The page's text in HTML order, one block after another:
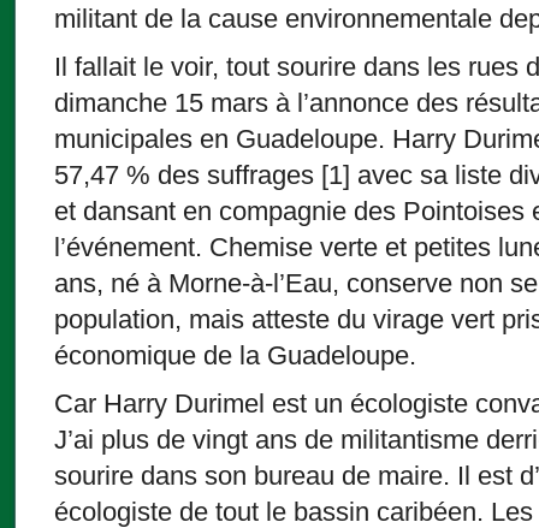
militant de la cause environnementale
Il fallait le voir, tout sourire dans les rues
dimanche 15 mars à l’annonce des
municipales en Guadeloupe. Harry
57,47 % des suffrages [1] avec sa liste
et dansant en compagnie des Pointoises
l’événement. Chemise verte et petites
ans, né à Morne-à-l’Eau, conserve non
population, mais atteste du virage vert
économique de la Guadeloupe.
Car Harry Durimel est un écologiste
J’ai plus de vingt ans de militantisme
sourire dans son bureau de maire. Il est
écologiste de tout le bassin caribéen.